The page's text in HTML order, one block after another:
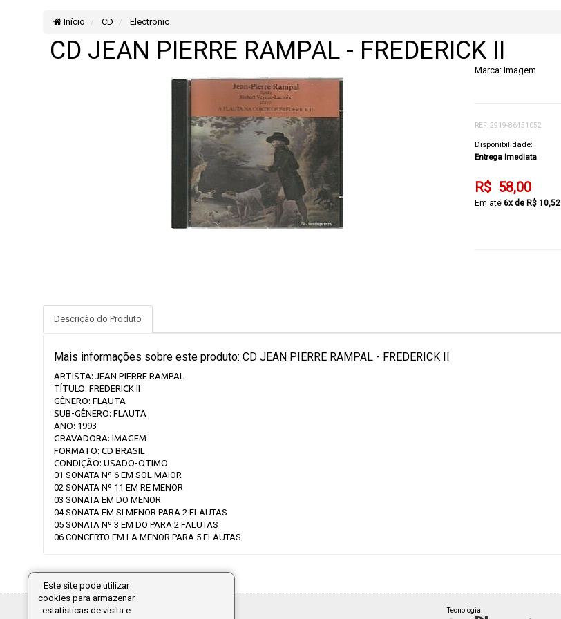
Início CD Electronic
CD JEAN PIERRE RAMPAL - FREDERICK II
Marca: Imagem
REF: 2919-86451052
Disponibilidade:
Entrega Imediata
R$ 58,00
6x de R$ 10,52
Descrição do Produto
Mais informações sobre este produto: CD JEAN PIERRE RAMPAL - FREDERICK II
ARTISTA: JEAN PIERRE RAMPAL
TÍTULO: FREDERICK II
GÊNERO: FLAUTA
SUB-GÊNERO: FLAUTA
ANO: 1993
GRAVADORA: IMAGEM
FORMATO: CD BRASIL
CONDIÇÃO: USADO-OTIMO
01 SONATA Nº 6 EM SOL MAIOR
02 SONATA Nº 11 EM RE MENOR
03 SONATA EM DO MENOR
04 SONATA EM SI MENOR PARA 2 FLAUTAS
05 SONATA Nº 3 EM DO PARA 2 FALUTAS
06 CONCERTO EM LA MENOR PARA 5 FLAUTAS
Tecnologia:
Este site pode utilizar
cookies para armazenar
estatísticas de visita e